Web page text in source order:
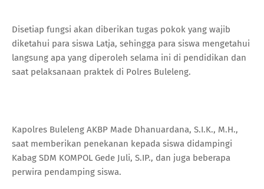
Disetiap fungsi akan diberikan tugas pokok yang wajib
diketahui para siswa Latja, sehingga para siswa mengetahui
langsung apa yang diperoleh selama ini di pendidikan dan
saat pelaksanaan praktek di Polres Buleleng.
Kapolres Buleleng AKBP Made Dhanuardana, S.I.K., M.H.,
saat memberikan penekanan kepada siswa didampingi
Kabag SDM KOMPOL Gede Juli, S.IP., dan juga beberapa
perwira pendamping siswa.